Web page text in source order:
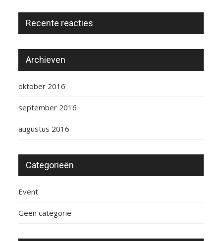
Recente reacties
Archieven
oktober 2016
september 2016
augustus 2016
Categorieën
Event
Geen categorie